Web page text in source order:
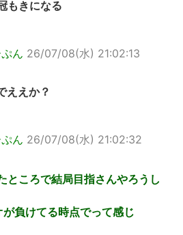
もきになる
ん 26/07/08(水) 21:02:13
ええか？
ん 26/07/08(水) 21:02:32
ところで結局目指さんやろうし
負けてる時点でって感じ